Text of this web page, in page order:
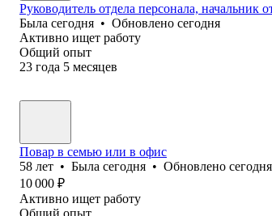
Руководитель отдела персонала, начальник
Была сегодня • Обновлено сегодня
Активно ищет работу
Общий опыт
23 года 5 месяцев
Повар в семью или в офис
58 лет • Была сегодня • Обновлено сегодня
10 000 ₽
Активно ищет работу
Общий опыт